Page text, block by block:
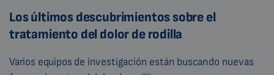
Los últimos descubrimientos sobre el
tratamiento del dolor de rodilla
Varios equipos de investigación están buscando nuevas